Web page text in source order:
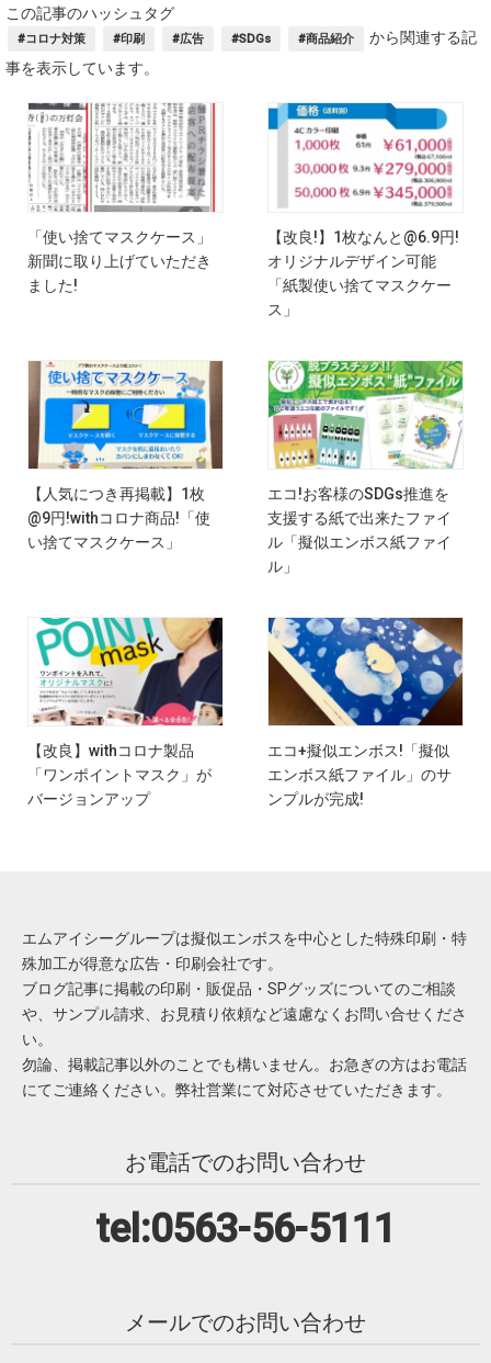
この記事のハッシュタグ
#コロナ対策 #印刷 #広告 #SDGs #商品紹介
から関連する記
事を表示しています。
「使い捨てマスクケース」
新聞に取り上げていただき
ました!
【改良!】1枚なんと@6.9円!
オリジナルデザイン可能
「紙製使い捨てマスクケー
ス」
【人気につき再掲載】1枚
@9円!withコロナ商品!「使
い捨てマスクケース」
エコ!お客様のSDGs推進を
支援する紙で出来たファイ
ル「擬似エンボス紙ファイ
ル」
【改良】withコロナ製品
「ワンポイントマスク」が
バージョンアップ
エコ+擬似エンボス!「擬似
エンボス紙ファイル」のサ
ンプルが完成!
エムアイシーグループは擬似エンボスを中心とした特殊印刷・特
殊加工が得意な広告・印刷会社です。
ブログ記事に掲載の印刷・販促品・SPグッズについてのご相談
や、サンプル請求、お見積り依頼など遠慮なくお問い合せくださ
い。
勿論、掲載記事以外のことでも構いません。お急ぎの方はお電話
にてご連絡ください。弊社営業にて対応させていただきます。
お電話でのお問い合わせ
tel:0563-56-5111
メールでのお問い合わせ